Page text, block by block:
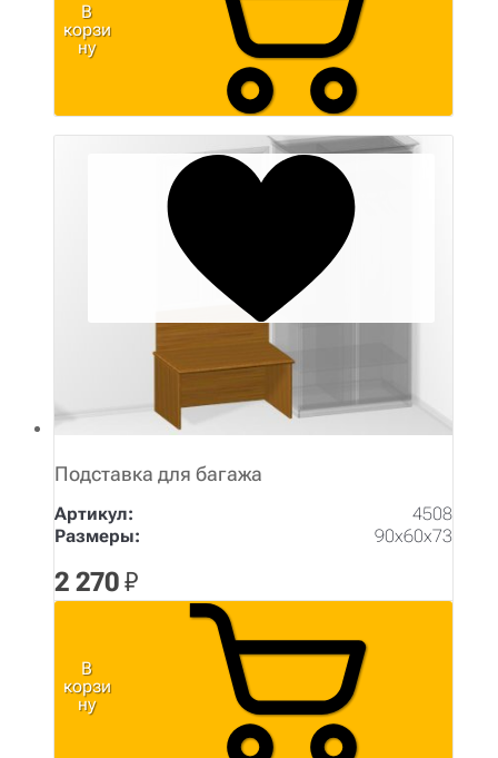
В
корзи
ну
Подставка для багажа
Артикул:
4508
Размеры:
90х60х73
2 270₽
В
корзи
ну